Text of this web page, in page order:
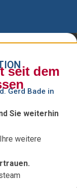
seit dem
Gerd Bade in
Sie weiterhin
weitere